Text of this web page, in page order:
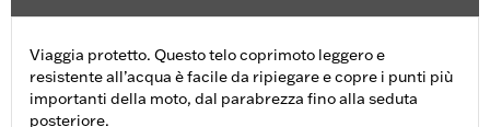
Viaggia protetto. Questo telo coprimoto leggero e
resistente all’acqua è facile da ripiegare e copre i punti più
importanti della moto, dal parabrezza fino alla seduta
posteriore.